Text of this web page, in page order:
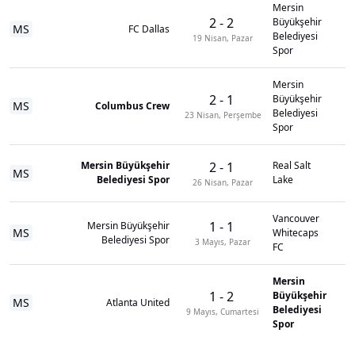
MS FC Dallas 2-2
19 Nisan, Pazar
Mersin
Büyükşehir
Belediyesi
Spor
MS Columbus Crew 2- 1
23 Nisan, Perşembe
Mersin
Büyükşehir
Belediyesi
Spor
MS
Mersin Büyükşehir
Belediyesi Spor
2- 1
26 Nisan, Pazar
Real Salt
Lake
MS
Mersin Büyükşehir
Belediyesi Spor
1 - 1
3 Mayıs, Pazar
Vancouver
Whitecaps
FC
MS Atlanta United 1 -2
9 Mayıs, Cumartesi
Mersin
Büyükşehir
Belediyesi
Spor